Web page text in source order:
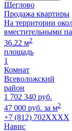
Щеглово
Продажа квартиры
На территории
вместительными
36.22 м2
площадь
1
Комнат
Всеволожский
район
1 702 340 руб.
47 000 руб. за м2
+7 (812) 702XXXX
Навис